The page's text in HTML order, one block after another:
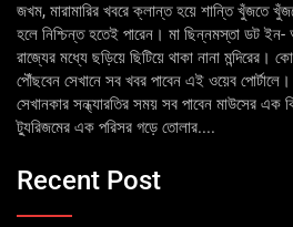
জখম, মারামারির খবরে ক্লান্ত হয়ে শান্তি খুঁজতে
হলে নিশ্চিন্ত হতেই পারেন। মা ছিন্নমস্তা ডট
রাজ্যের মধ্যে ছড়িয়ে ছিটিয়ে থাকা নানা মন্দিরের।
পৌঁছবেন সেখানে সব খবর পাবেন এই ওয়েব পোর্টালে।
সেখানকার সন্ধ্যারতির সময় সব পাবেন মাউসের এক
ট্যুরিজমের এক পরিসর গড়ে তোলার....
Recent Post